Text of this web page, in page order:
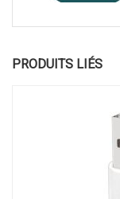
PRODUITS LIÉS